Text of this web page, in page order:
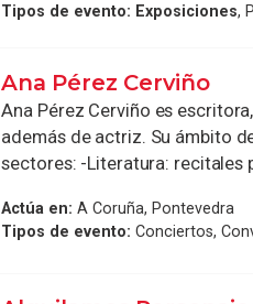
Tipos de evento: Exposiciones,
Ana Pérez Cerviño
Ana Pérez Cerviño es
además de actriz. Su ámbito
sectores: -Literatura: recitales
Actúa en: A Coruña, Pontevedra
Tipos de evento: Conciertos,